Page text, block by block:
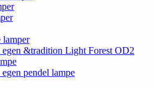
lamper
&tradition Light Forest OD2
pendel lampe